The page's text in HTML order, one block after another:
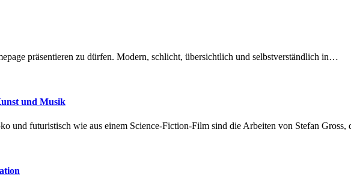
präsentieren zu dürfen. Modern, schlicht, übersichtlich und selbstverständlich in…
und Musik
und futuristisch wie aus einem Science-Fiction-Film sind die Arbeiten von Stefan